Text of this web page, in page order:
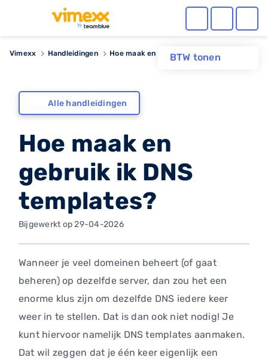
BTW tonen
Vimexx Handleidingen Hoe maak en gebruik ik DNS templates?
Alle handleidingen
Hoe maak en
gebruik ik DNS
templates?
Bijgewerkt op 29-04-2026
Wanneer je veel domeinen beheert (of gaat
beheren) op dezelfde server, dan zou het een
enorme klus zijn om dezelfde DNS iedere keer
weer in te stellen. Dat is dan ook niet nodig! Je
kunt hiervoor namelijk DNS templates aanmaken.
Dat wil zeggen dat je één keer eigenlijk een